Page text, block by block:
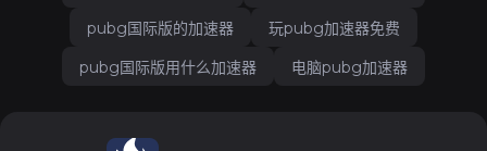
pubg国际版的加速器
玩pubg加速器免费
pubg国际版用什么加速器
电脑pubg加速器